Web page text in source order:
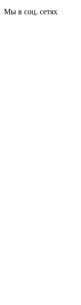
Мы в соц. сетях